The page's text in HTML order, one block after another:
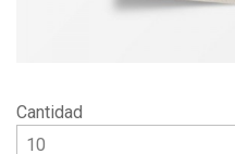
Cantidad